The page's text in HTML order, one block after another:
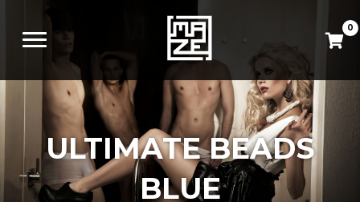
0
ULTIMATE BEADS
BLUE